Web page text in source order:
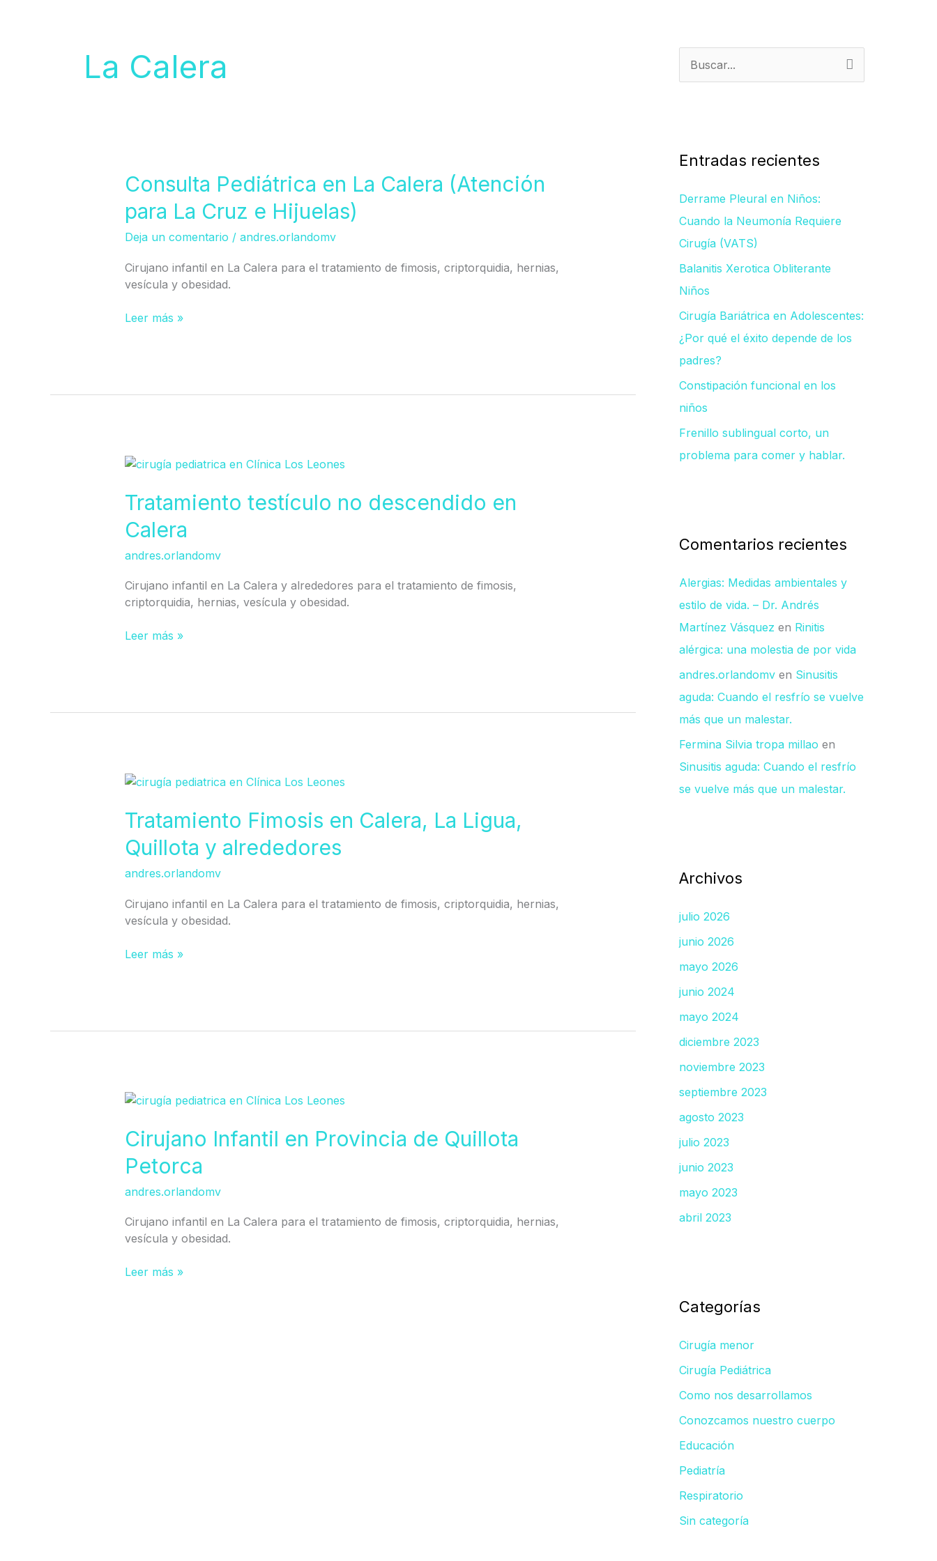
La Calera
Consulta Pediátrica en La Calera (Atención
para La Cruz e Hijuelas)
Deja un comentario / andres.orlandomv
Cirujano infantil en La Calera para el tratamiento de fimosis, criptorquidia, hernias,
vesícula y obesidad.
Consulta
Pediátrica
en
Calera
(Atención
para
Cruz
Leer más »
Tratamiento testículo no descendido en
Calera
andres.orlandomv
Cirujano infantil en La Calera y alrededores para el tratamiento de fimosis,
criptorquidia, hernias, vesícula y obesidad.
Tratamiento
no
descendido
en
Leer más »
Tratamiento Fimosis en Calera, La Ligua,
Quillota y alrededores
andres.orlandomv
Cirujano infantil en La Calera para el tratamiento de fimosis, criptorquidia, hernias,
vesícula y obesidad.
Tratamiento
en
Calera,
La
Quillota
y
alrededores
Leer más »
Cirujano Infantil en Provincia de Quillota
Petorca
andres.orlandomv
Cirujano infantil en La Calera para el tratamiento de fimosis, criptorquidia, hernias,
vesícula y obesidad.
Cirujano
en
Provincia
de
Petorca
Leer más »
a
p
o
r
:
Entradas recientes
Derrame Pleural en Niños:
Cuando la Neumonía Requiere
Cirugía (VATS)
Balanitis Xerotica Obliterante
Niños
Cirugía Bariátrica en Adolescentes:
¿Por qué el éxito depende de los
padres?
Constipación funcional en los
niños
Frenillo sublingual corto, un
problema para comer y hablar.
Comentarios recientes
Alergias: Medidas ambientales y
estilo de vida. – Dr. Andrés
Martínez Vásquez en Rinitis
alérgica: una molestia de por vida
andres.orlandomv en Sinusitis
aguda: Cuando el resfrío se vuelve
más que un malestar.
Fermina Silvia tropa millao en
Sinusitis aguda: Cuando el resfrío
se vuelve más que un malestar.
Archivos
julio 2026
junio 2026
mayo 2026
junio 2024
mayo 2024
diciembre 2023
noviembre 2023
septiembre 2023
agosto 2023
julio 2023
junio 2023
mayo 2023
abril 2023
Categorías
Cirugía menor
Cirugía Pediátrica
Como nos desarrollamos
Conozcamos nuestro cuerpo
Educación
Pediatría
Respiratorio
Sin categoría